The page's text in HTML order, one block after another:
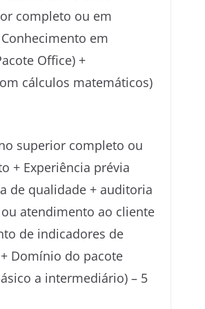
completo ou em
em
Office) +
cálculos matemáticos)
superior completo ou
+ Experiência prévia
de qualidade + auditoria
atendimento ao cliente
de indicadores de
Domínio do pacote
a intermediário) – 5